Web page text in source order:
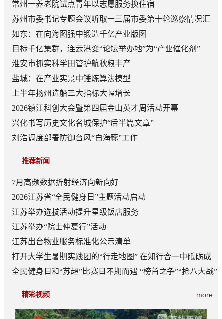
常州一养老院试点青年以志愿服务换住宿
苏州市委书记专题会议听取十三届市委第十轮巡察情况汇
报
如东：在向海图强中锻造千亿产业版图
目标千亿集群，连云港变“论坛举办地”为“产业催化剂”
淮安市抓实科学田管护航秋粮丰产
盐城：在产业实景中锤炼算法模型
上半年扬州造船三大指标大幅增长
2026镇江科创大会暨第四届金山英才周活动开幕
兴化书写历史文化名城保护“后半篇文章”
刘浩调度部署防御台风“白海豚”工作
推荐新闻
7月高频数据折射经济向新向好
2026江苏省“全民健身日”主题活动启动
江苏举办选拔活动提升星级饭店服务
江苏举办“院士仲夏行”活动
江苏出台物业服务标准化公示清单
打开大学生暑期实践团的“行走地图” 在知行合一中砥砺成
长
全民健身日和“苏超”比赛日不期而遇 “榜首之争”“抢八大战”
more
精彩视频